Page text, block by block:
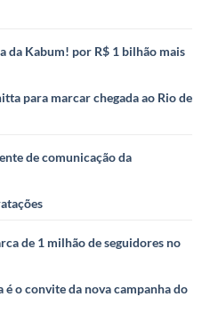
da Kabum! por R$ 1 bilhão mais
para marcar chegada ao Rio de
de comunicação da
de 1 milhão de seguidores no
o convite da nova campanha do